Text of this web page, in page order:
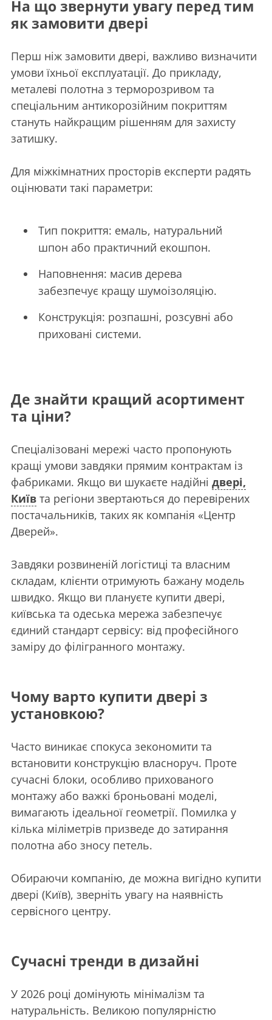
На що звернути увагу перед тим
як замовити двері
Перш ніж замовити двері, важливо визначити
умови їхньої експлуатації. До прикладу,
металеві полотна з терморозривом та
спеціальним антикорозійним покриттям
стануть найкращим рішенням для захисту
затишку.
Для міжкімнатних просторів експерти радять
оцінювати такі параметри:
Тип покриття: емаль, натуральний
шпон або практичний екошпон.
Наповнення: масив дерева
забезпечує кращу шумоізоляцію.
Конструкція: розпашні, розсувні або
приховані системи.
Де знайти кращий асортимент
та ціни?
Спеціалізовані мережі часто пропонують
кращі умови завдяки прямим контрактам із
фабриками. Якщо ви шукаєте надійні двері,
Київ та регіони звертаються до перевірених
постачальників, таких як компанія «Центр
Дверей».
Завдяки розвиненій логістиці та власним
складам, клієнти отримують бажану модель
швидко. Якщо ви плануєте купити двері,
київська та одеська мережа забезпечує
єдиний стандарт сервісу: від професійного
заміру до філігранного монтажу.
Чому варто купити двері з
установкою?
Часто виникає спокуса зекономити та
встановити конструкцію власноруч. Проте
сучасні блоки, особливо прихованого
монтажу або важкі броньовані моделі,
вимагають ідеальної геометрії. Помилка у
кілька міліметрів призведе до затирання
полотна або зносу петель.
Обираючи компанію, де можна вигідно купити
двері (Київ), зверніть увагу на наявність
сервісного центру.
Сучасні тренди в дизайні
У 2026 році домінують мінімалізм та
натуральність. Великою популярністю